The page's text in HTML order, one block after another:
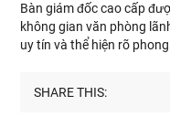
Bàn giám đốc cao cấp
không gian văn phòng
uy tín và thể hiện rõ
SHARE THIS: